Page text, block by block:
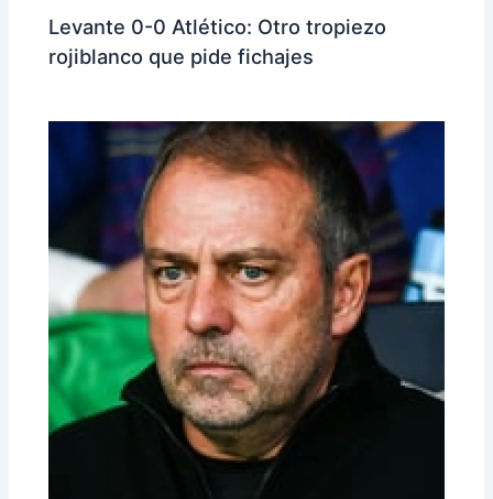
Levante 0-0 Atlético: Otro tropiezo
rojiblanco que pide fichajes